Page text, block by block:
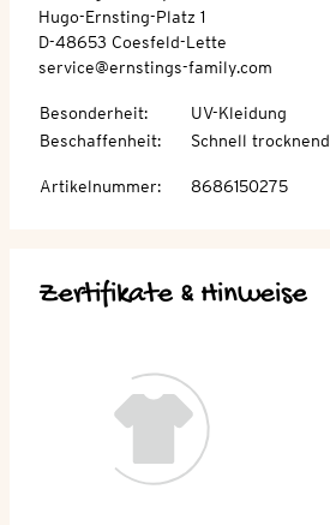
Hugo-Ernsting-Platz 1
D-48653 Coesfeld-Lette
service@ernstings-family.com
Besonderheit:
UV-Kleidung
Beschaffenheit: Schnell trocknend
Artikelnummer: 8686150275
Zertifikate & Hinweise